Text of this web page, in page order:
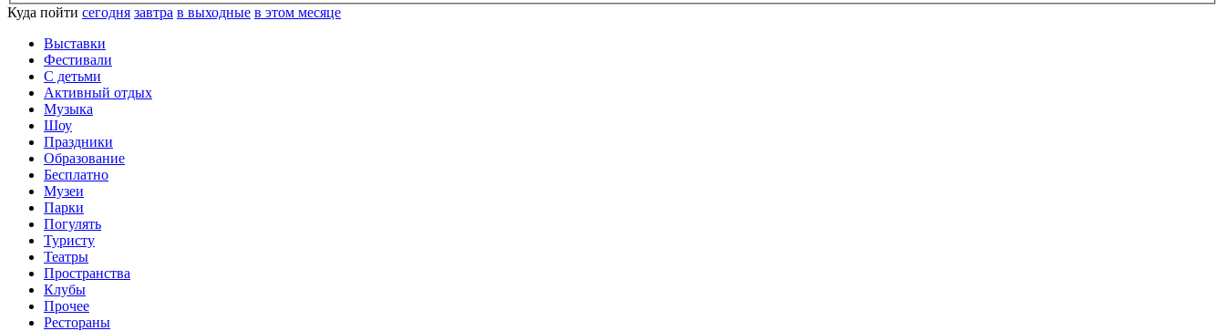
Куда пойти сегодня завтра в выходные в этом месяце
Выставки
Фестивали
С детьми
Активный отдых
Музыка
Шоу
Праздники
Образование
Бесплатно
Музеи
Парки
Погулять
Туристу
Театры
Пространства
Клубы
Прочее
Рестораны